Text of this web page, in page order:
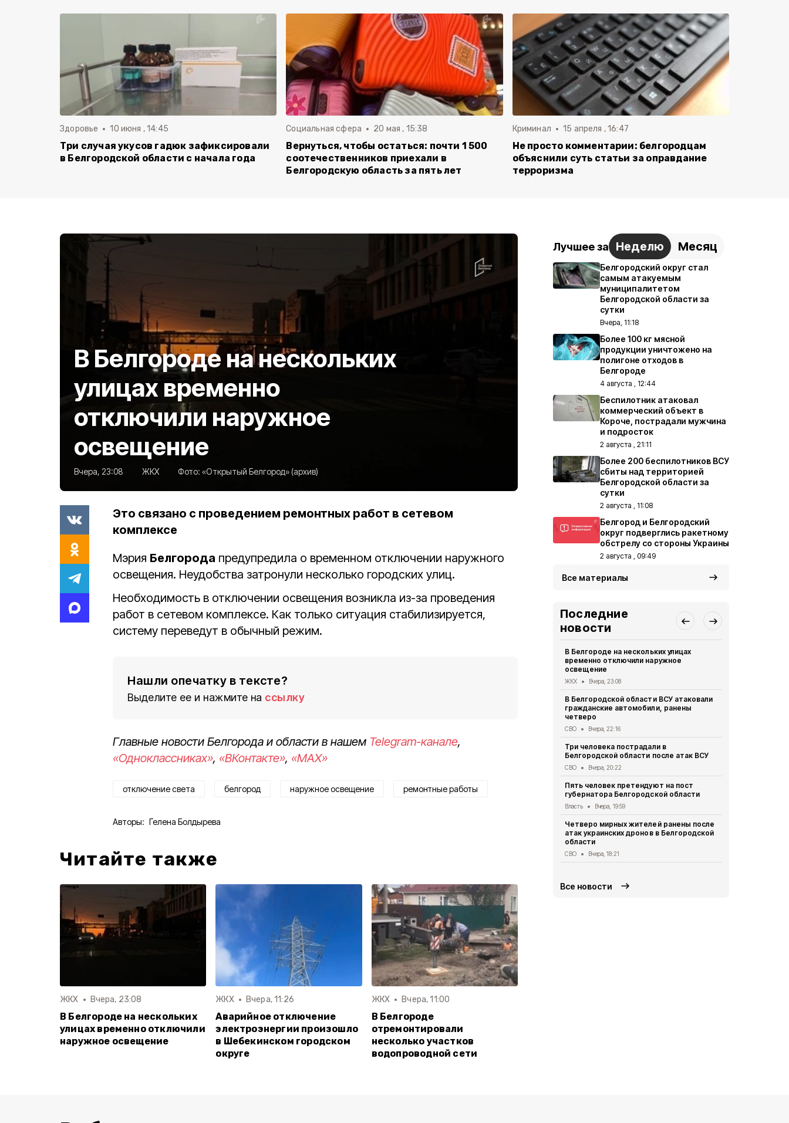
Здоровье 10 июня , 14:45
Три случая укусов гадюк зафиксировали
в Белгородской области с начала года
Социальная сфера 20 мая , 15:38
Вернуться, чтобы остаться: почти 1 500
соотечественников приехали в
Белгородскую область за пять лет
Криминал 15 апреля , 16:47
Не просто комментарии: белгородцам
объяснили суть статьи за оправдание
терроризма
В Белгороде на нескольких
улицах временно
отключили наружное
освещение
Вчера, 23:08 ЖКХ Фото: «Открытый Белгород» (архив)
Это связано с проведением ремонтных работ в сетевом
комплексе
Мэрия Белгорода предупредила о временном отключении наружного
освещения. Неудобства затронули несколько городских улиц.
Необходимость в отключении освещения возникла из-за проведения
работ в сетевом комплексе. Как только ситуация стабилизируется,
систему переведут в обычный режим.
Нашли опечатку в тексте?
Выделите ее и нажмите на ссылку
Главные новости Белгорода и области в нашем Telegram-канале,
«Одноклассниках», «ВКонтакте», «MAX»
отключение света белгород наружное освещение ремонтные работы
Авторы: Гелена Болдырева
Читайте также
ЖКХ Вчера, 23:08
В Белгороде на нескольких
улицах временно отключили
наружное освещение
ЖКХ Вчера, 11:26
Аварийное отключение
электроэнергии произошло
в Шебекинском городском
округе
ЖКХ Вчера, 11:00
В Белгороде
отремонтировали
несколько участков
водопроводной сети
Лучшее за Неделю Месяц
Белгородский округ стал
самым атакуемым
муниципалитетом
Белгородской области за
сутки
Вчера, 11:18
Более 100 кг мясной
продукции уничтожено на
полигоне отходов в
Белгороде
4 августа , 12:44
Беспилотник атаковал
коммерческий объект в
Короче, пострадали мужчина
и подросток
2 августа , 21:11
Более 200 беспилотников ВСУ
сбиты над территорией
Белгородской области за
сутки
2 августа , 11:08
Белгород и Белгородский
округ подверглись ракетному
обстрелу со стороны Украины
2 августа , 09:49
Все материалы
Последние
новости
В Белгороде на нескольких улицах
временно отключили наружное
освещение
ЖКХ Вчера, 23:08
В Белгородской области ВСУ атаковали
гражданские автомобили, ранены
четверо
СВО Вчера, 22:16
Три человека пострадали в
Белгородской области после атак ВСУ
СВО Вчера, 20:22
Пять человек претендуют на пост
губернатора Белгородской области
Власть Вчера, 19:59
Четверо мирных жителей ранены после
атак украинских дронов в Белгородской
области
СВО Вчера, 18:21
Все новости